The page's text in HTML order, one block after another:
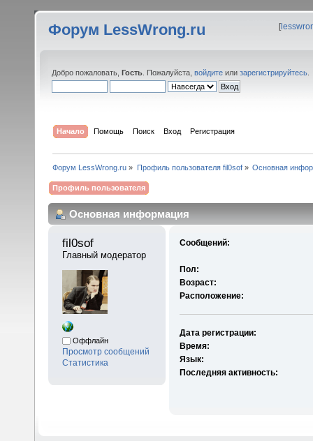
Форум LessWrong.ru [
Добро пожаловать, Гость . Пожалуйста, войдите или зарегистрируйтесь
Начало Помощь Поиск Вход Регистрация
Форум LessWrong.ru » Профиль пользователя fil0sof» Основная
Профиль пользователя
Основная информация
fil0sof
Главный модератор
Оффлайн
Просмотр сообщений
Статистика
Сообщений:
Пол:
Возраст:
Расположение:
Дата регистрации:
Время:
Язык:
Последняя активность: